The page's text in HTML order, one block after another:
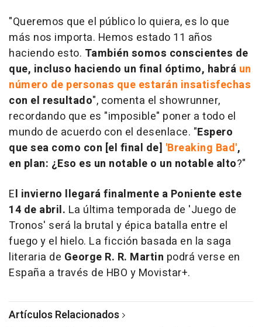
"Queremos que el público lo quiera, es lo que
más nos importa. Hemos estado 11 años
haciendo esto. También somos conscientes de
que, incluso haciendo un final óptimo, habrá un
número de personas que estarán insatisfechas
con el resultado", comenta el showrunner,
recordando que es "imposible" poner a todo el
mundo de acuerdo con el desenlace. "Espero
que sea como con [el final de] 'Breaking Bad',
en plan: ¿Eso es un notable o un notable alto?"
El invierno llegará finalmente a Poniente este
14 de abril. La última temporada de 'Juego de
Tronos' será la brutal y épica batalla entre el
fuego y el hielo. La ficción basada en la saga
literaria de George R. R. Martin podrá verse en
España a través de HBO y Movistar+.
Artículos Relacionados